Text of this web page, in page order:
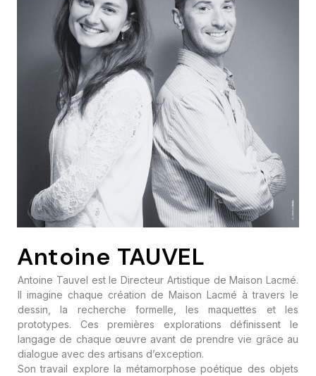
Antoine TAUVEL
Antoine Tauvel est le Directeur Artistique de Maison Lacmé.
Il imagine chaque création de Maison Lacmé à travers le
dessin, la recherche formelle, les maquettes et les
prototypes. Ces premières explorations définissent le
langage de chaque œuvre avant de prendre vie grâce au
dialogue avec des artisans d’exception.
Son travail explore la métamorphose poétique des objets